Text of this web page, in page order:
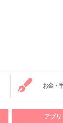
お金・
アプリ